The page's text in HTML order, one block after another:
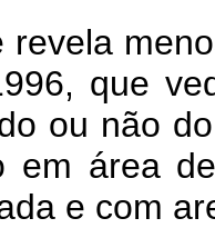
revela
que
ou não
em área
e com